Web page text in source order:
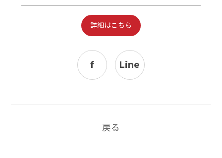
詳細はこちら
f Line
戻る